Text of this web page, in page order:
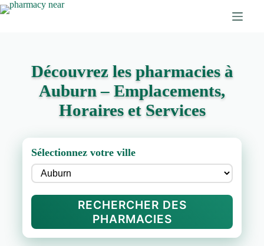
Découvrez les pharmacies à
Auburn – Emplacements,
Horaires et Services
Sélectionnez votre ville
RECHERCHER DES
PHARMACIES